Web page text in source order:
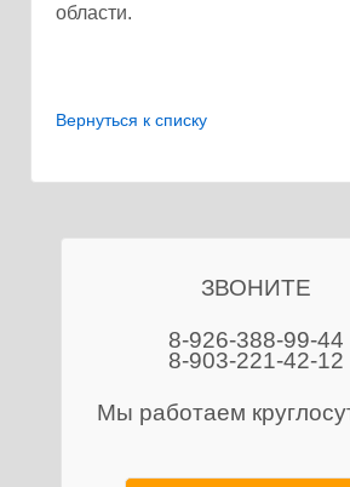
области.
Вернуться к списку
ЗВОНИТЕ
8-926-388-99-44
8-903-221-42-12
Мы работаем